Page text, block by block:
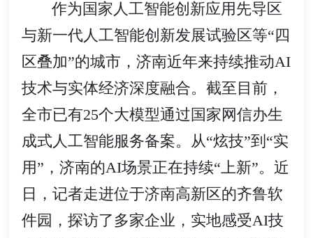
作为国家人工智能创新应用先导区
与新一代人工智能创新发展试验区等“四
区叠加”的城市，济南近年来持续推动AI
技术与实体经济深度融合。截至目前，
全市已有25个大模型通过国家网信办生
成式人工智能服务备案。从“炫技”到“实
用”，济南的AI场景正在持续“上新”。近
日，记者走进位于济南高新区的齐鲁软
件园，探访了多家企业，实地感受AI技